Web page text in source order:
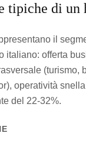
tipiche di un
il
italiano: offerta
(turismo,
operatività
del 22-32%.